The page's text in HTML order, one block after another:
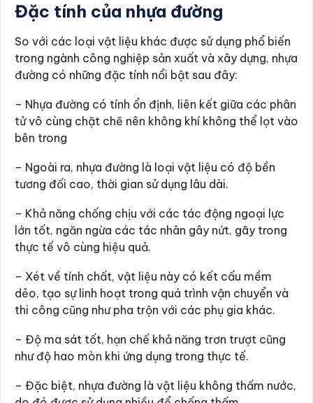
Đặc tính của nhựa đường
So với các loại vật liệu khác được sử dụng phổ biến
trong ngành công nghiệp sản xuất và xây dựng, nhựa
đường có những đặc tính nổi bật sau đây:
– Nhựa đường có tính ổn định, liên kết giữa các phân
tử vô cùng chặt chẽ nên không khí không thể lọt vào
bên trong
– Ngoài ra, nhựa đường là loại vật liệu có độ bền
tương đối cao, thời gian sử dụng lâu dài.
– Khả năng chống chịu với các tác động ngoại lực
lớn tốt, ngăn ngừa các tác nhân gây nứt, gãy trong
thực tế vô cùng hiệu quả.
– Xét về tính chất, vật liệu này có kết cấu mềm
dẻo, tạo sự linh hoạt trong quá trình vận chuyển và
thi công cũng như pha trộn với các phụ gia khác.
– Độ ma sát tốt, hạn chế khả năng trơn trượt cũng
như độ hao mòn khi ứng dụng trong thực tế.
– Đặc biệt, nhựa đường là vật liệu không thấm nước,